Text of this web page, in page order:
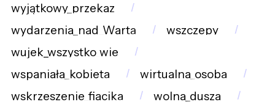
wyjątkowy_przekaz
wydarzenia_nad_Wartą
wszczepy
wujek_wszystko_wie
wspaniała_kobieta
wirtualna_osoba
wskrzeszenie_fiacika
wolna_dusza